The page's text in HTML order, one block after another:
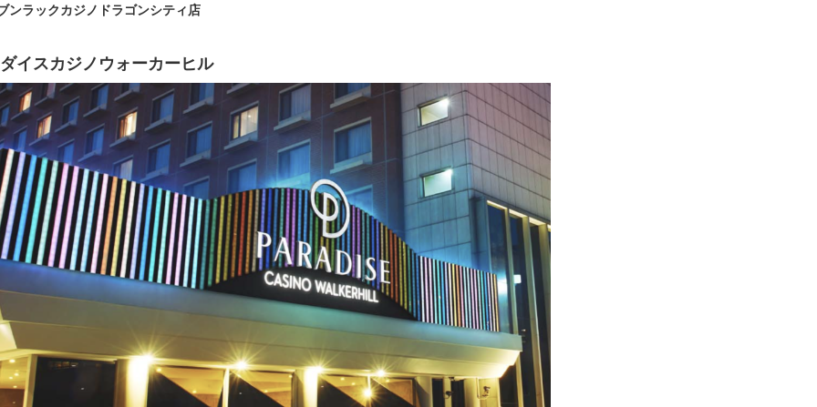
ンラックカジノドラゴンシティ店
イスカジノウォーカーヒル